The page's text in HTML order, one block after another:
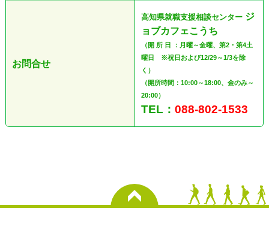
お問合せ
高知県就職支援相談センター ジ
ョブカフェこうち
（開 所 日 ：月曜～金曜、第2・第4土
曜日 ※祝日および12/29～1/3を除
く）
（開所時間：10:00～18:00、金のみ～
20:00）
TEL： 088-802-1533